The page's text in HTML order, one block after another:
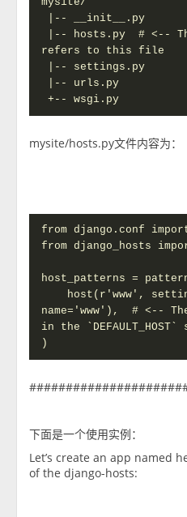
refers to this file
+-- wsgi.py
mysite/hosts.py文件内容为：
from django.conf
from django_hosts
host_patterns =
name='www'),  # <--
in the
)
下面是一个使用实例：
Let’s create an app named
of the django-hosts: